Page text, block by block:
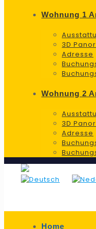
Wohnung 1
3D
Adresse
Wohnung 2
3D
Adresse
Home